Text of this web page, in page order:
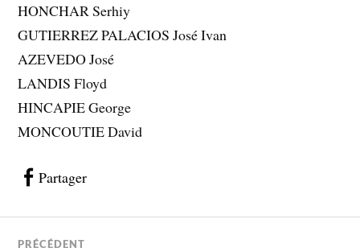
HONCHAR Serhiy
GUTIERREZ PALACIOS José Ivan
AZEVEDO José
LANDIS Floyd
HINCAPIE George
MONCOUTIE David
Partager
PRÉCÉDENT